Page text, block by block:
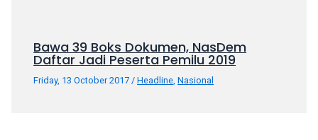
Bawa 39 Boks Dokumen, NasDem
Daftar Jadi Peserta Pemilu 2019
Friday, 13 October 2017 /Headline ,Nasional